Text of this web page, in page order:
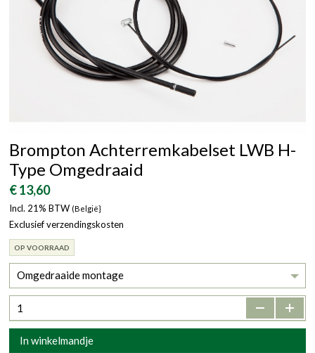
Brompton Achterremkabelset LWB H-
Type Omgedraaid
€ 13,60
Incl. 21% BTW (België}
Exclusief verzendingskosten
OP VOORRAAD
Omgedraaide montage
- +
In winkelmandje